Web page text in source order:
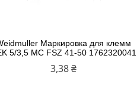
Маркировка для клемм
5/3,5 MC FSZ 41-50 1762320041
3,38 ₴